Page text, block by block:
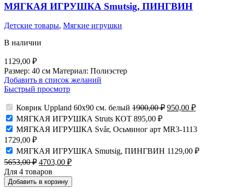
МЯГКАЯ ИГРУШКА Smutsig, ПИНГВИН
Детские товары, Мягкие игрушки
В наличии
1129,00 ₽
Размер: 40 см Материал: Полиэстер
Добавить в список желаний
Быстрый просмотр
Коврик Uppland 60х90 см. белый 1900,00₽ Первоначальная
1900,00 ₽.
950,00 ₽Текущая
950,00 ₽.
МЯГКАЯ ИГРУШКА Struts КОТ 895,00 ₽
МЯГКАЯ ИГРУШКА Svår, Осьминог арт MR3-1113
1729,00 ₽
МЯГКАЯ ИГРУШКА Smutsig, ПИНГВИН 1129,00 ₽
5653,00₽ Первоначальная
цена
составляла
5653,00 ₽.
4703,00 ₽Текущая
4703,00 ₽.
Для 4 товаров
Добавить в корзину